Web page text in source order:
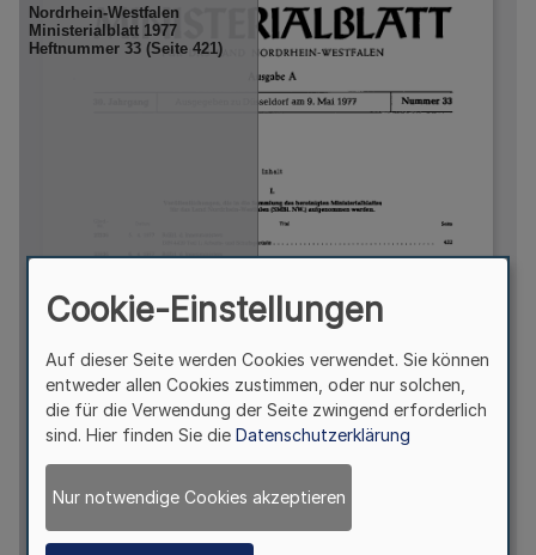
Cookie-Einstellungen
Auf dieser Seite werden Cookies verwendet. Sie können
entweder allen Cookies zustimmen, oder nur solchen,
die für die Verwendung der Seite zwingend erforderlich
sind. Hier finden Sie die Datenschutzerklärung
Nur notwendige Cookies akzeptieren